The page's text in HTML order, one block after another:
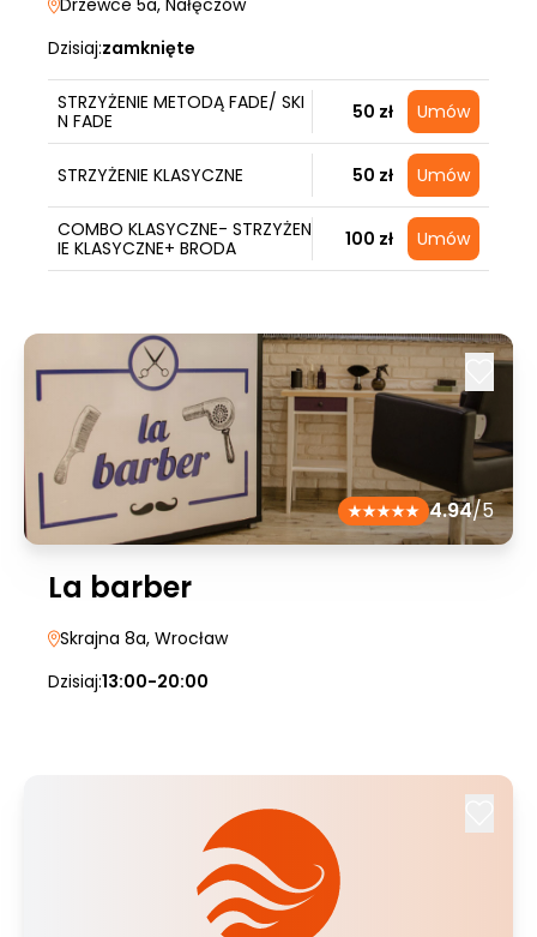
Drzewce 5a, Nałęczów
Dzisiaj:zamknięte
STRZYŻENIE METODĄ FADE/ SKI
N FADE
50 zł Umów
STRZYŻENIE KLASYCZNE 50 zł Umów
COMBO KLASYCZNE- STRZYŻEN
IE KLASYCZNE+ BRODA
100 zł Umów
4.94/5
La barber
Skrajna 8a, Wrocław
Dzisiaj:13:00-20:00